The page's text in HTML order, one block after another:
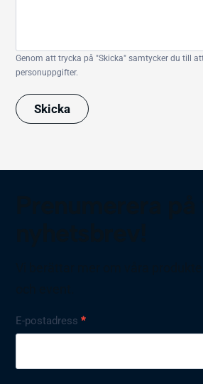
Genom att trycka på "Skicka" samtycker du till
personuppgifter.
Skicka
Nyhetsbrev
E-postadress*